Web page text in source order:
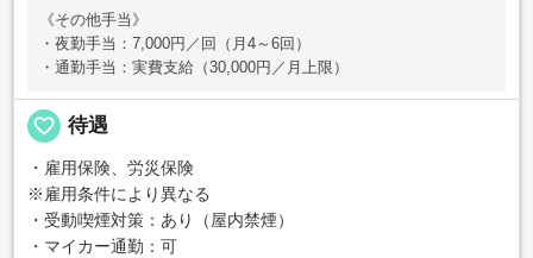
《その他手当》
・夜勤手当：7,000円／回（月4～6回）
・通勤手当：実費支給（30,000円／月上限）
favorite_border 待遇
・雇用保険、労災保険
※雇用条件により異なる
・受動喫煙対策：あり（屋内禁煙）
・マイカー通勤：可